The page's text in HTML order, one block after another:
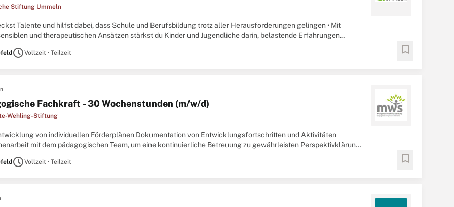
Stiftung Ummeln
Talente und hilfst dabei, dass Schule und Berufsbildung trotz aller Herausforderungen gelingen • Mit
und therapeutischen Ansätzen stärkst du Kinder und Jugendliche darin, belastende Erfahrungen
scheduleVollzeit · Teilzeit bookmark
Fachkraft - 30 Wochenstunden (m/w/d)
Wehling-Stiftung
von individuellen Förderplänen Dokumentation von Entwicklungsfortschritten und Aktivitäten
mit dem pädagogischen Team, um eine kontinuierliche Betreuung zu gewährleisten Perspektivklärung
scheduleVollzeit · Teilzeit bookmark